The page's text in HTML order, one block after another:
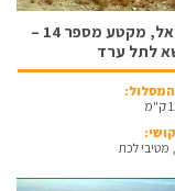
שביל ישראל, מקטע מספר 14 –
לתל ערד
מטיבי לכת